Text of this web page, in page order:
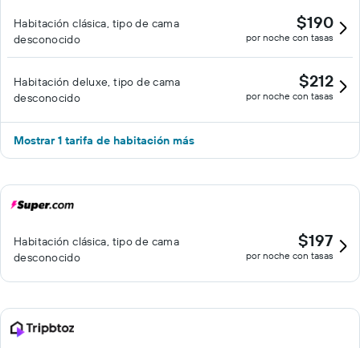
Habitación clásica, tipo de cama
desconocido
$190
por noche con tasas
Habitación deluxe, tipo de cama
desconocido
$212
por noche con tasas
Mostrar 1 tarifa de habitación más
Habitación clásica, tipo de cama
desconocido
$197
por noche con tasas